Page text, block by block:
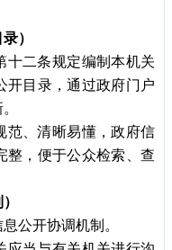
）
十二条规定编制本机关
开目录，通过政府门户
范、清晰易懂，政府信
整，便于公众检索、查
公开协调机制。